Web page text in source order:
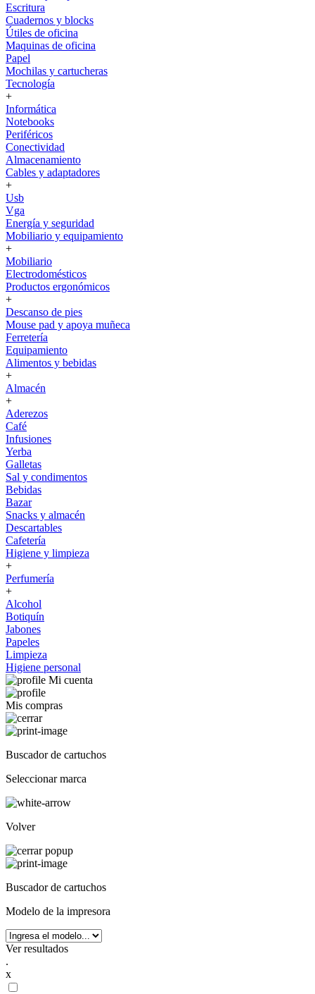
Escritura
Cuadernos y blocks
Útiles de oficina
Maquinas de oficina
Papel
Mochilas y cartucheras
Tecnología
+
Informática
Notebooks
Periféricos
Conectividad
Almacenamiento
Cables y adaptadores
+
Usb
Vga
Energía y seguridad
Mobiliario y equipamiento
+
Mobiliario
Electrodomésticos
Productos ergonómicos
+
Descanso de pies
Mouse pad y apoya muñeca
Ferretería
Equipamiento
Alimentos y bebidas
+
Almacén
+
Aderezos
Café
Infusiones
Yerba
Galletas
Sal y condimentos
Bebidas
Bazar
Snacks y almacén
Descartables
Cafetería
Higiene y limpieza
+
Perfumería
+
Alcohol
Botiquín
Jabones
Papeles
Limpieza
Higiene personal
Mi cuenta
Mis compras
Buscador de cartuchos
Seleccionar marca
Volver
Buscador de cartuchos
Modelo de la impresora
Ver resultados
.
x